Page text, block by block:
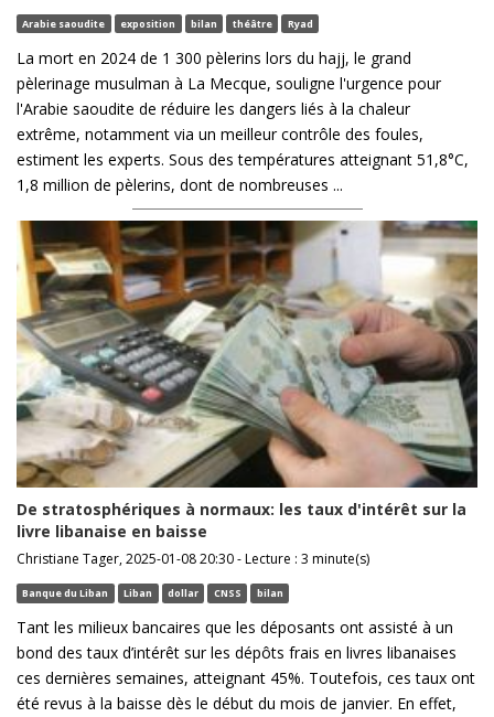
Arabie saoudite exposition bilan théâtre Ryad
La mort en 2024 de 1 300 pèlerins lors du hajj, le grand
pèlerinage musulman à La Mecque, souligne l'urgence pour
l'Arabie saoudite de réduire les dangers liés à la chaleur
extrême, notamment via un meilleur contrôle des foules,
estiment les experts. Sous des températures atteignant 51,8°C,
1,8 million de pèlerins, dont de nombreuses ...
De stratosphériques à normaux: les taux d'intérêt sur la
livre libanaise en baisse
Christiane Tager, 2025-01-08 20:30 - Lecture : 3 minute(s)
Banque du Liban Liban dollar CNSS bilan
Tant les milieux bancaires que les déposants ont assisté à un
bond des taux d’intérêt sur les dépôts frais en livres libanaises
ces dernières semaines, atteignant 45%. Toutefois, ces taux ont
été revus à la baisse dès le début du mois de janvier. En effet,